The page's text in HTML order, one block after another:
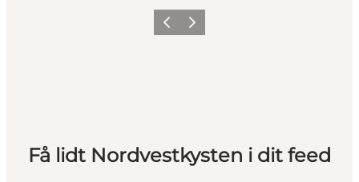
ForrigeNæste
Få lidt Nordvestkysten i dit feed